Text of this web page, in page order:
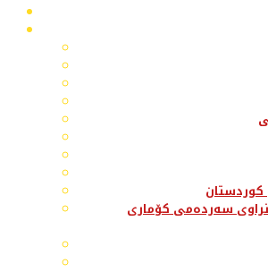
سەردەمی کۆماری